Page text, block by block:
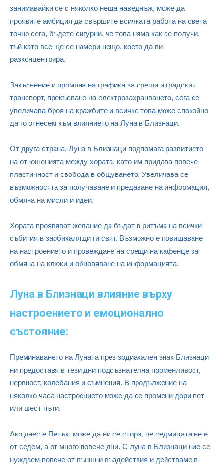
занимавайки се с няколко неща наведнъж, може да
проявите амбиция да свършите всичката работа на света
точно сега, бъдете сигурни, че това няма как се получи,
тъй като все ще се намери нещо, което да ви
разконцентрира.
Закъснение и промяна на графика за срещи и градския
транспорт, прекъсване на електрозахранването, сега се
увеличава броя на кражбите и всичко това може спокойно
да го отнесем към влиянието на Луна в Близнаци.
От друга страна, Луна в Близнаци подпомага развитието
на отношенията между хората, като им придава повече
пластичност и свобода в общуването. Увеличава се
възможността за получаване и предаване на информация,
обмяна на мисли и идеи.
Хората проявяват желание да бъдат в ритъма на всички
събития в заобикалящи ги свят. Възможно е повишаване
на настроението и провеждане на срещи на кафенце за
обмяна на клюки и обновяване на информацията.
Луна в Близнаци влияние върху
настроението и емоционално
състояние:
Преминаването на Луната през зодиакален знак Близнаци
ни предоставя в тези дни подсъзнателна променливост,
нервност, колебания и съмнения. В продължение на
няколко часа настроението може да се промени дори пет
или шест пъти.
Ако днес е Петък, може да ни се стори, че седмицата не е
от седем, а от много повече дни. С луна в Близнаци ние се
нуждаем повече от външни въздействия и действаме в